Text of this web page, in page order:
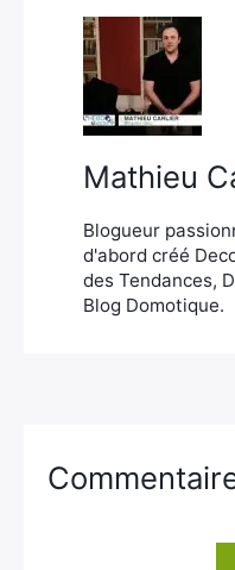
Mathieu
Blogueur
d'abord créé
des Tendances,
Blog Domotique.